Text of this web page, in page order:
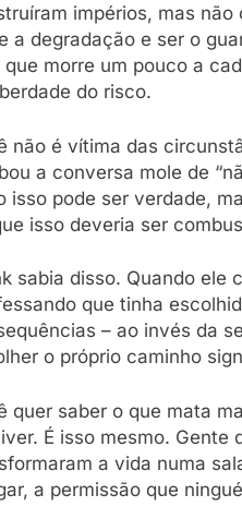
impérios, mas
a degradação e ser o
que morre um pouco a
do risco.
não é vítima das
a conversa mole de
isso pode ser verdade,
isso deveria ser
sabia disso. Quando ele
que tinha
– ao invés da
o próprio caminho
quer saber o que mata
É isso mesmo. Gente
a vida numa
a permissão que